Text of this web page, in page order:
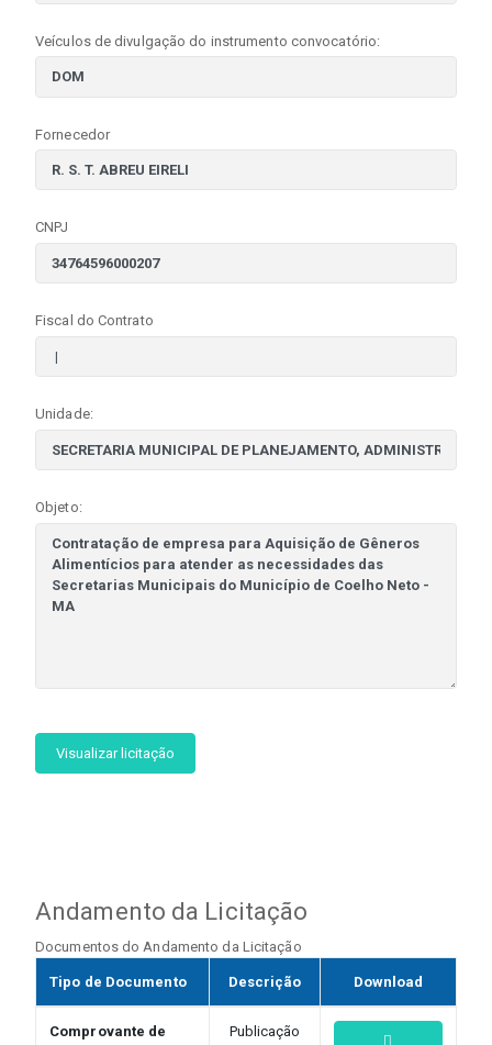
Veículos de divulgação do instrumento convocatório:
Fornecedor
CNPJ
Fiscal do Contrato
Unidade:
Objeto:
Visualizar licitação
Andamento da Licitação
Documentos do Andamento da Licitação
Tipo de Documento Descrição Download
Comprovante de
Publicação